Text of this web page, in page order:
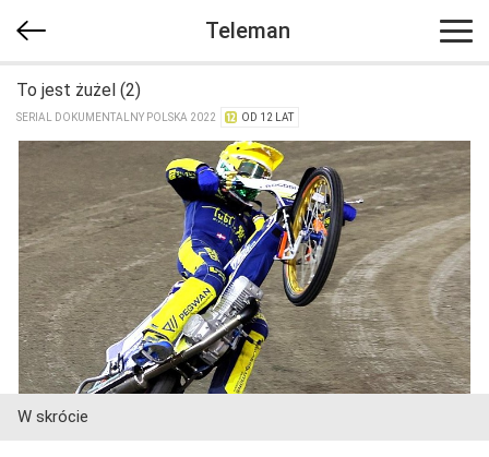
Teleman
To jest żużel (2)
SERIAL DOKUMENTALNY POLSKA 2022 OD 12 LAT
W skrócie